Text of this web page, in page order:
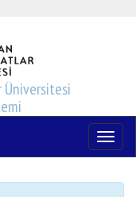
Üniversitesi
Menu